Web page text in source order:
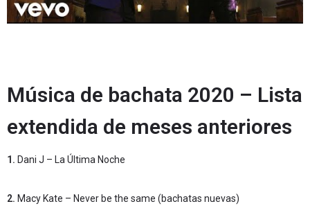
Música de bachata 2020 – Lista
extendida de meses anteriores
1. Dani J – La Última Noche
2. Macy Kate – Never be the same (bachatas nuevas)